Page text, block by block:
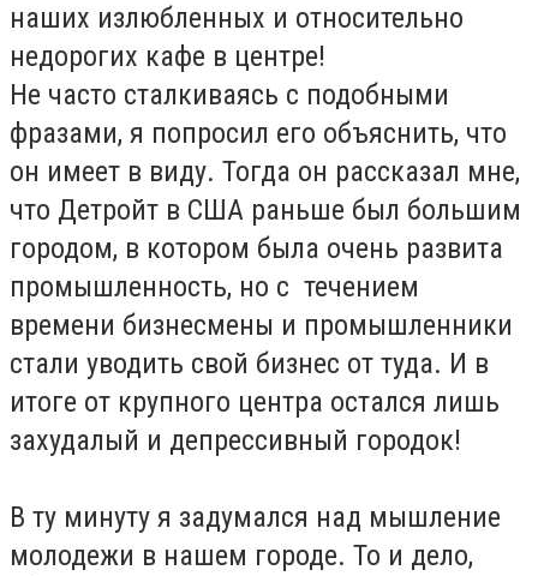
наших излюбленных и относительно
недорогих кафе в центре!
Не часто сталкиваясь с подобными
фразами, я попросил его объяснить, что
он имеет в виду. Тогда он рассказал мне,
что Детройт в США раньше был большим
городом, в котором была очень развита
промышленность, но с течением
времени бизнесмены и промышленники
стали уводить свой бизнес от туда. И в
итоге от крупного центра остался лишь
захудалый и депрессивный городок!
В ту минуту я задумался над мышление
молодежи в нашем городе. То и дело,